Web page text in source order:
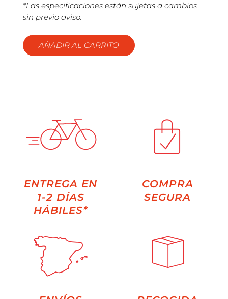
*Las especificaciones están sujetas a cambios
sin previo aviso.
AÑADIR AL CARRITO
ENTREGA EN
1-2 DÍAS
HÁBILES*
COMPRA
SEGURA